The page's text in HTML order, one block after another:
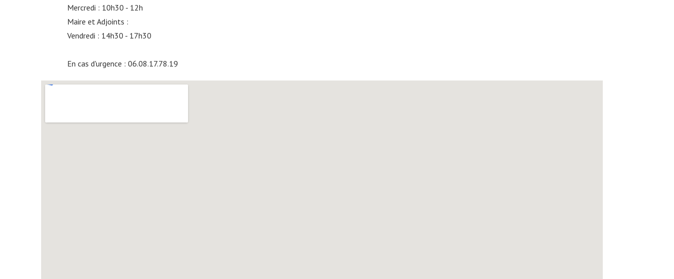
Mercredi : 10h30 - 12h
Maire et Adjoints :
Vendredi : 14h30 - 17h30
En cas d'urgence : 06.08.17.78.19